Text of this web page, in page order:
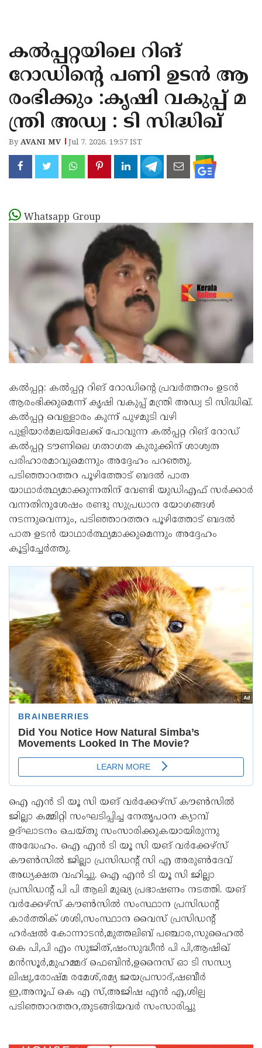
KANNUR
KASARAGOD
കൽപ്പറ്റയിലെ റിങ്
റോഡിന്റെ പണി ഉടൻ ആ
രംഭിക്കും :കൃഷി വകുപ്പ് മ
ന്ത്രി അഡ്വ : ടി സിദ്ധിഖ്‌
ByAVANI MV Jul 7, 2026, 19:57 IST
Whatsapp Group
കൽപ്പറ്റ: കൽപ്പറ്റ റിങ് റോഡിന്റെ പ്രവർത്തനം ഉടൻ
ആരംഭിക്കുമെന്ന് കൃഷി വകുപ്പ് മന്ത്രി അഡ്വ ടി സിദ്ധിഖ്‌.
കൽപ്പറ്റ വെള്ളാരം കുന്ന് പുഴമുടി വഴി
പുളിയാർമലയിലേക്ക് പോവുന്ന കൽപ്പറ്റ റിങ് റോഡ്
കൽപ്പറ്റ ടൗണിലെ ഗതാഗത കുരുക്കിന് ശാശ്വത
പരിഹാരമാവുമെന്നും അദ്ദേഹം പറഞ്ഞു.
പടിഞ്ഞാറത്തറ പൂഴിത്തോട് ബദൽ പാത
യാഥാർത്ഥ്യമാക്കുന്നതിന് വേണ്ടി യുഡിഎഫ് സർക്കാർ
വന്നതിനുശേഷം രണ്ടു സുപ്രധാന യോഗങ്ങൾ
നടന്നുവെന്നും, പടിഞ്ഞാറത്തറ പൂഴിത്തോട് ബദൽ
പാത ഉടൻ യാഥാർത്ഥ്യമാക്കുമെന്നും അദ്ദേഹം
കൂട്ടിച്ചേർത്തു.
ഐ എൻ ടി യൂ സി യങ് വർക്കേഴ്സ് കൗൺസിൽ
ജില്ലാ കമ്മിറ്റി സംഘടിപ്പിച്ച നേതൃപഠന ക്യാമ്പ്
ഉദ്ഘാടനം ചെയ്തു സംസാരിക്കുകയായിരുന്നു
അദ്ധേഹം. ഐ എൻ ടി യൂ സി യങ് വർക്കേഴ്സ്
കൗൺസിൽ ജില്ലാ പ്രസിഡന്റ് സി എ അരുൺദേവ്
അധ്യക്ഷത വഹിച്ചു. ഐ എൻ ടി യൂ സി ജില്ലാ
പ്രസിഡന്റ് പി പി ആലി മുഖ്യ പ്രഭാഷണം നടത്തി. യങ്
വർക്കേഴ്സ് കൗൺസിൽ സംസ്ഥാന പ്രസിഡന്റ്
കാർത്തിക് ശശി,സംസ്ഥാന വൈസ് പ്രസിഡന്റ്
ഹർഷൽ കോന്നാടൻ,മുത്തലിബ്‌ പഞ്ചാര,സുഹൈൽ
കെ പി,പി എം സുജിത്,ഷംസുദ്ധീൻ പി പി,ആഷിഖ്
മൻസൂർ,മുഹമ്മദ് ഫെബിൻ,ഉനൈസ് ഓ ടി സന്ധ്യ
ലിഷു,രോഷ്‌മ രമേശ്,രമ്യ ജയപ്രസാദ്,ഷബീർ
ഇ,അനൂപ് കെ എ സ്,അജിഷ എൻ എ,ശില്പ
പടിഞ്ഞാറത്തറ,തുടങ്ങിയവർ സംസാരിച്ചു